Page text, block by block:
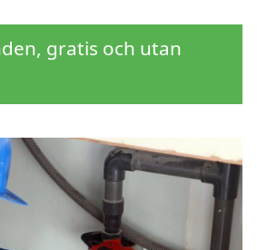
gratis och utan